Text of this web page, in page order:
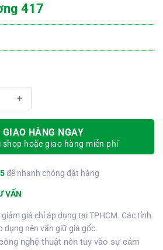
417
lượng
HÀNG NGAY
hoặc giao hàng miễn phí
để nhanh chóng đặt hàng
VẤN
giá chỉ áp dụng tại TPHCM. Các tỉnh
nên vẫn giữ giá gốc.
nghệ thuật nên tùy vào sự cảm